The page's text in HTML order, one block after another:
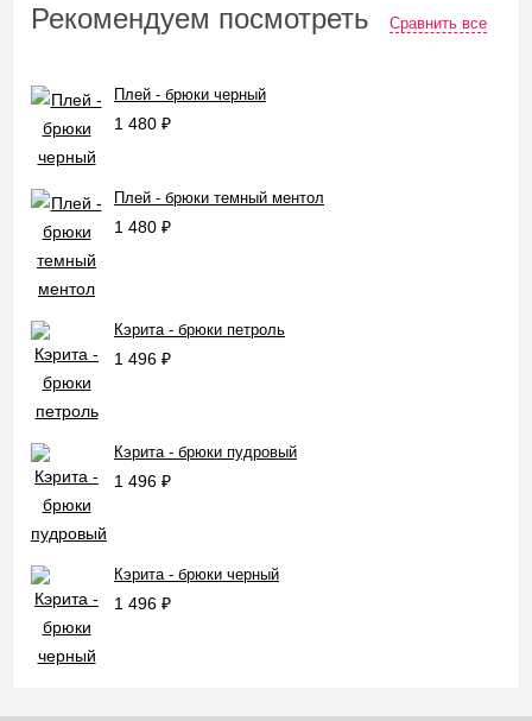
Рекомендуем посмотреть Сравнить все
Плей - брюки черный
1 480 ₽
Плей - брюки темный ментол
1 480 ₽
Кэрита - брюки петроль
1 496 ₽
Кэрита - брюки пудровый
1 496 ₽
Кэрита - брюки черный
1 496 ₽